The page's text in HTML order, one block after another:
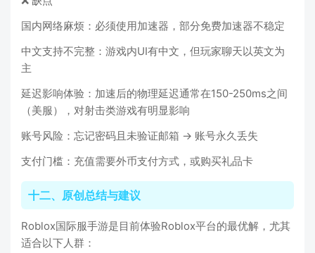
国内网络麻烦：必须使用加速器，部分免费加速器不稳定
中文支持不完整：游戏内UI有中文，但玩家聊天以英文为
主
延迟影响体验：加速后的物理延迟通常在150-250ms之间
（美服），对射击类游戏有明显影响
账号风险：忘记密码且未验证邮箱 → 账号永久丢失
支付门槛：充值需要外币支付方式，或购买礼品卡
十二、原创总结与建议
Roblox国际服手游是目前体验Roblox平台的最优解，尤其
适合以下人群：